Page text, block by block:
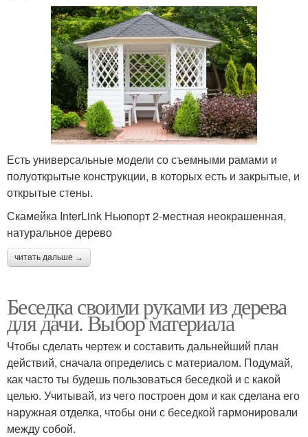
Есть универсальные модели со съемными рамами и
полуоткрытые конструкции, в которых есть и закрытые, и
открытые стены.
Скамейка InterLink Ньюпорт 2-местная неокрашенная,
натуральное дерево
читать дальше →
Беседка своими руками из дерева
для дачи. Выбор материала
Чтобы сделать чертеж и составить дальнейший план
действий, сначала определись с материалом. Подумай,
как часто ты будешь пользоваться беседкой и с какой
целью. Учитывай, из чего построен дом и как сделана его
наружная отделка, чтобы они с беседкой гармонировали
между собой.